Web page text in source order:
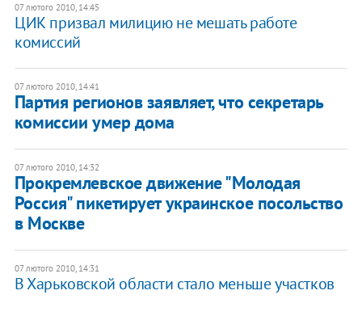
07 лютого 2010, 14:45
ЦИК призвал милицию не мешать работе
комиссий
07 лютого 2010, 14:41
Партия регионов заявляет, что секретарь
комиссии умер дома
07 лютого 2010, 14:32
Прокремлевское движение "Молодая
Россия" пикетирует украинское посольство
в Москве
07 лютого 2010, 14:31
В Харьковской области стало меньше участков